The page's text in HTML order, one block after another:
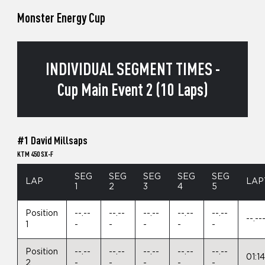
Monster Energy Cup
INDIVIDUAL SEGMENT TIMES -
Cup Main Event 2 (10 Laps)
#1 David Millsaps
KTM 450 SX-F
LAP
SEG
1
SEG
2
SEG
3
SEG
4
SEG
5
Position
1
--.--
-
--.--
-
--.--
-
--.--
-
--.--
-
--
Position
2
--.--
-
--.--
-
--.--
-
--.--
-
--.--
-